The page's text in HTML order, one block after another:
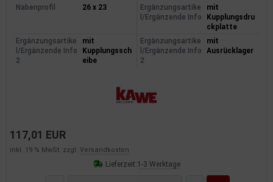
Nabenprofil 26 x 23
Ergänzungsartike
l/Ergänzende Info
mit
Kupplungsdru
ckplatte
Ergänzungsartike
l/Ergänzende Info
2
mit
Kupplungssch
eibe
Ergänzungsartike
l/Ergänzende Info
2
mit
Ausrücklager
117,01 EUR
inkl. 19 % MwSt. zzgl. Versandkosten
Lieferzeit:1-3 Werktage